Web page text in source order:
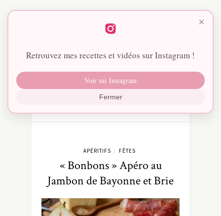
APÉRITIFS / FÊTES
« Bonbons » Apéro au
Jambon de Bayonne et Brie
×
Retrouvez mes recettes et vidéos sur Instagram !
Voir sur Instagram
Fermer